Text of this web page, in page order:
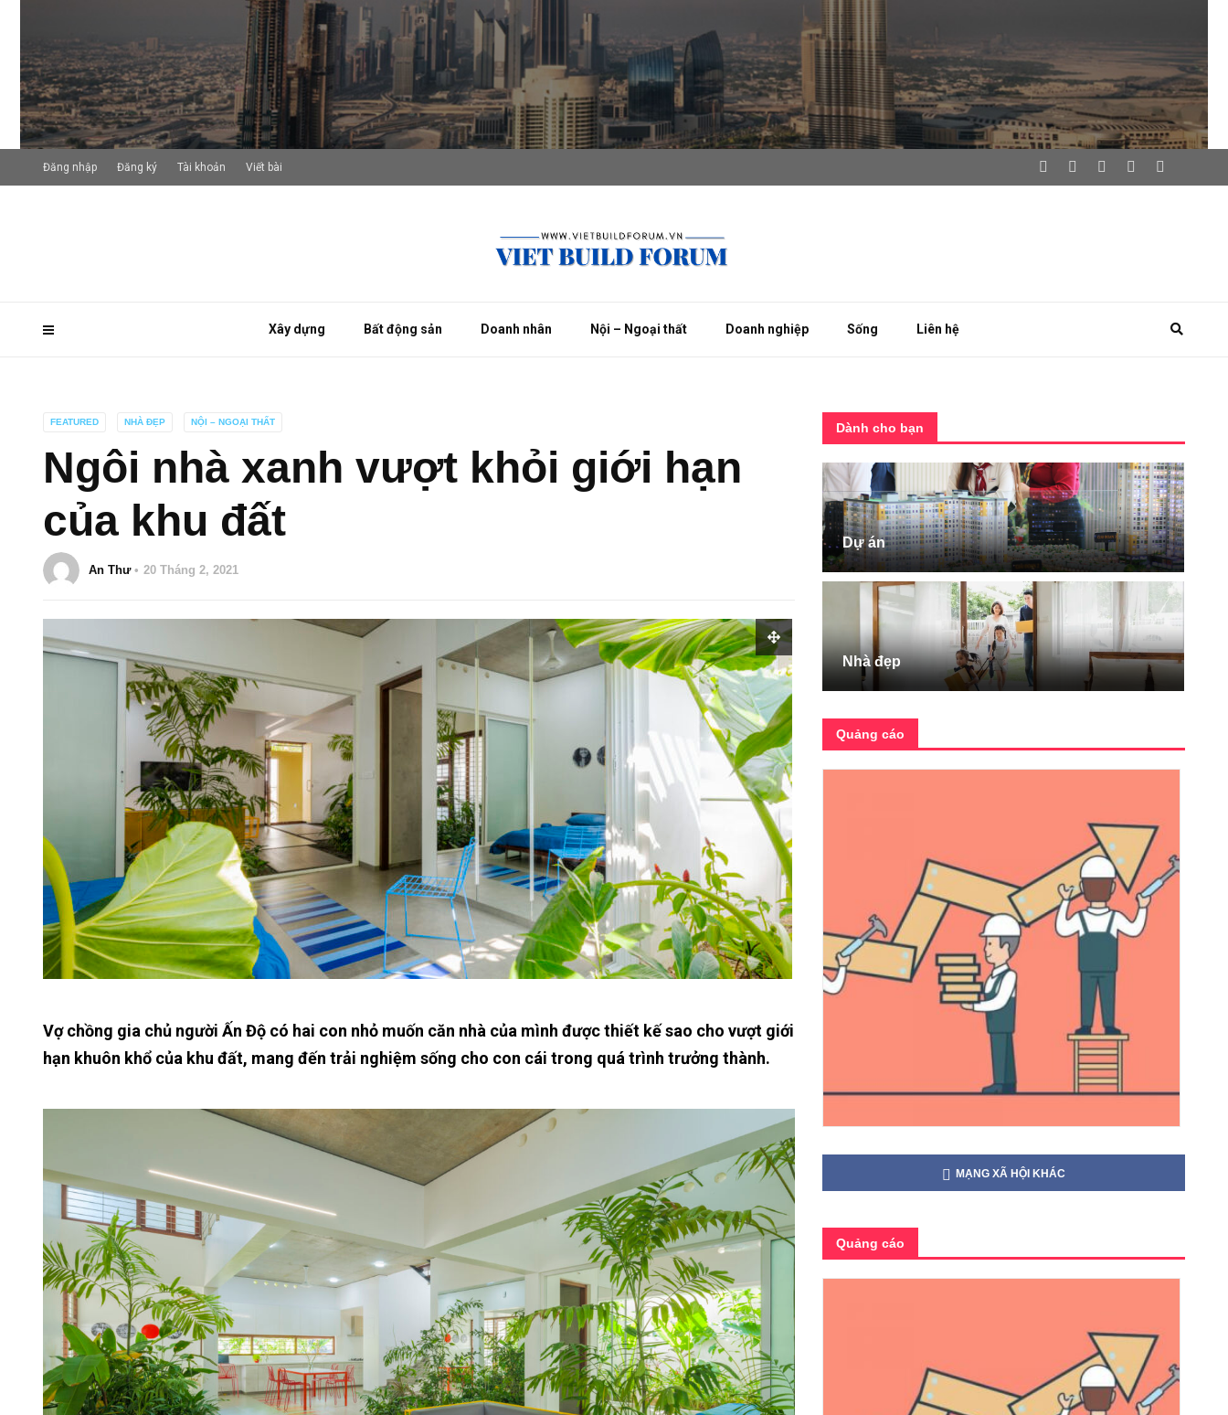
Xây dựng Bất động sản Doanh nhân Nội – Ngoại thất Doanh nghiệp Sống Liên hệ
Đăng nhập Đăng ký Tài khoản Viết bài
FEATURED NHÀ ĐẸP NỘI – NGOẠI THẤT
Ngôi nhà xanh vượt khỏi giới hạn
của khu đất
An Thư 20 Tháng 2, 2021
Vợ chồng gia chủ người Ấn Độ có hai con nhỏ muốn căn nhà của mình được thiết kế sao cho vượt giới
hạn khuôn khổ của khu đất, mang đến trải nghiệm sống cho con cái trong quá trình trưởng thành.
Dành cho bạn
Dự án
Nhà đẹp
Quảng cáo
MẠNG XÃ HỘI KHÁC
Quảng cáo